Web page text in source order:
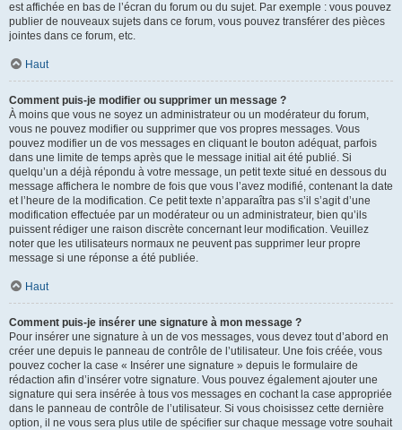
est affichée en bas de l’écran du forum ou du sujet. Par exemple : vous pouvez
publier de nouveaux sujets dans ce forum, vous pouvez transférer des pièces
jointes dans ce forum, etc.
Haut
Comment puis-je modifier ou supprimer un message ?
À moins que vous ne soyez un administrateur ou un modérateur du forum,
vous ne pouvez modifier ou supprimer que vos propres messages. Vous
pouvez modifier un de vos messages en cliquant le bouton adéquat, parfois
dans une limite de temps après que le message initial ait été publié. Si
quelqu’un a déjà répondu à votre message, un petit texte situé en dessous du
message affichera le nombre de fois que vous l’avez modifié, contenant la date
et l’heure de la modification. Ce petit texte n’apparaîtra pas s’il s’agit d’une
modification effectuée par un modérateur ou un administrateur, bien qu’ils
puissent rédiger une raison discrète concernant leur modification. Veuillez
noter que les utilisateurs normaux ne peuvent pas supprimer leur propre
message si une réponse a été publiée.
Haut
Comment puis-je insérer une signature à mon message ?
Pour insérer une signature à un de vos messages, vous devez tout d’abord en
créer une depuis le panneau de contrôle de l’utilisateur. Une fois créée, vous
pouvez cocher la case « Insérer une signature » depuis le formulaire de
rédaction afin d’insérer votre signature. Vous pouvez également ajouter une
signature qui sera insérée à tous vos messages en cochant la case appropriée
dans le panneau de contrôle de l’utilisateur. Si vous choisissez cette dernière
option, il ne vous sera plus utile de spécifier sur chaque message votre souhait